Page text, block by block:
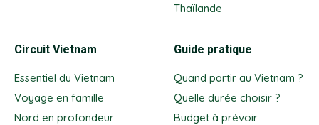
Thaïlande
Circuit Vietnam
Essentiel du Vietnam
Voyage en famille
Nord en profondeur
Guide pratique
Quand partir au Vietnam ?
Quelle durée choisir ?
Budget à prévoir